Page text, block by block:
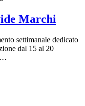
Marchi
settimanale dedicato
dal 15 al 20
…